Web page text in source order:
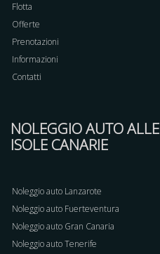
Flotta
Offerte
Prenotazioni
Informazioni
Contatti
NOLEGGIO AUTO ALLE
ISOLE CANARIE
Noleggio auto Lanzarote
Noleggio auto Fuerteventura
Noleggio auto Gran Canaria
Noleggio auto Tenerife